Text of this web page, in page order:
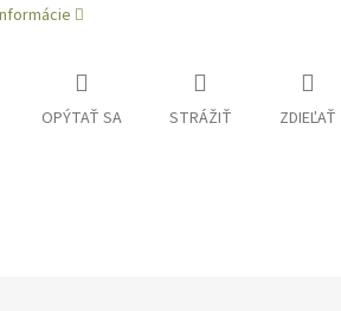
OPÝTAŤ SA STRÁŽIŤ ZDIEĽAŤ